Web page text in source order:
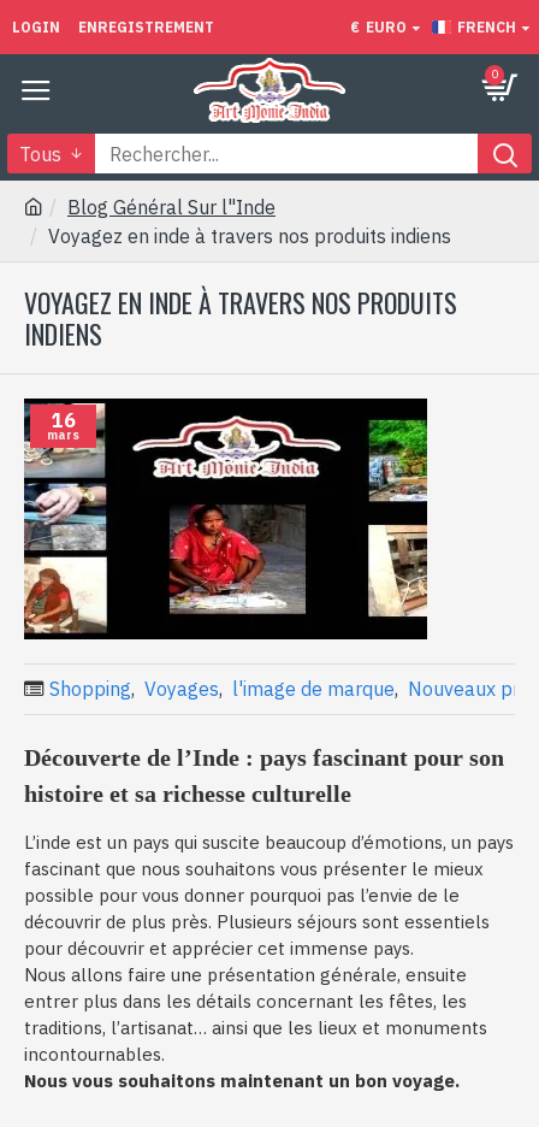
LOGIN ENREGISTREMENT € EURO FRENCH
0
Tous
Blog Général Sur l"Inde
Voyagez en inde à travers nos produits indiens
VOYAGEZ EN INDE À TRAVERS NOS PRODUITS
INDIENS
16
mars
Shopping, Voyages, l'image de marque, Nouveaux
Découverte de l’Inde : pays fascinant pour son
histoire et sa richesse culturelle
L’inde est un pays qui suscite beaucoup d’émotions, un pays
fascinant que nous souhaitons vous présenter le mieux
possible pour vous donner pourquoi pas l’envie de le
découvrir de plus près. Plusieurs séjours sont essentiels
pour découvrir et apprécier cet immense pays.
Nous allons faire une présentation générale, ensuite
entrer plus dans les détails concernant les fêtes, les
traditions, l’artisanat… ainsi que les lieux et monuments
incontournables.
Nous vous souhaitons maintenant un bon voyage.